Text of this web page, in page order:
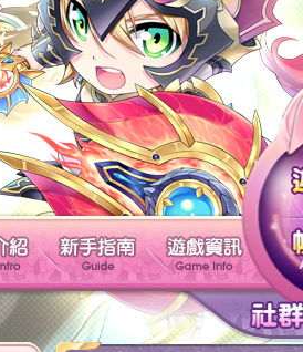
新聞專區 遊戲介紹 新手指南